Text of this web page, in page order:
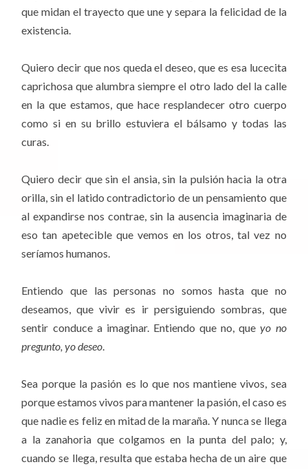
que midan el trayecto que une y separa la felicidad de la
existencia.
Quiero decir que nos queda el deseo, que es esa lucecita
caprichosa que alumbra siempre el otro lado del la calle
en la que estamos, que hace resplandecer otro cuerpo
como si en su brillo estuviera el bálsamo y todas las
curas.
Quiero decir que sin el ansia, sin la pulsión hacia la otra
orilla, sin el latido contradictorio de un pensamiento que
al expandirse nos contrae, sin la ausencia imaginaria de
eso tan apetecible que vemos en los otros, tal vez no
seríamos humanos.
Entiendo que las personas no somos hasta que no
deseamos, que vivir es ir persiguiendo sombras, que
sentir conduce a imaginar. Entiendo que no, queyo no
pregunto, yo deseo.
Sea porque la pasión es lo que nos mantiene vivos, sea
porque estamos vivos para mantener la pasión, el caso es
que nadie es feliz en mitad de la maraña. Y nunca se llega
a la zanahoria que colgamos en la punta del palo; y,
cuando se llega, resulta que estaba hecha de un aire que